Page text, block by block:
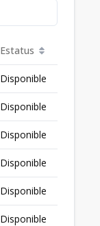
Estatus
Disponible
Disponible
Disponible
Disponible
Disponible
Disponible